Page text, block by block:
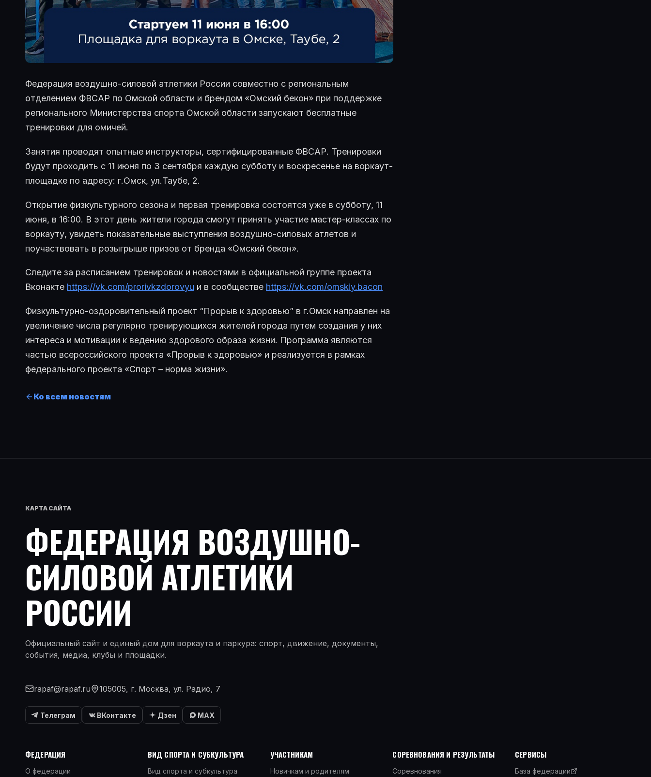
Федерация воздушно-силовой атлетики России совместно с региональным
отделением ФВСАР по Омской области и брендом «Омский бекон» при поддержке
регионального Министерства спорта Омской области запускают бесплатные
тренировки для омичей.
Занятия проводят опытные инструкторы, сертифицированные ФВСАР. Тренировки
будут проходить с 11 июня по 3 сентября каждую субботу и воскресенье на воркаут-
площадке по адресу: г.Омск, ул.Таубе, 2.
Открытие физкультурного сезона и первая тренировка состоятся уже в субботу, 11
июня, в 16:00. В этот день жители города смогут принять участие мастер-классах по
воркауту, увидеть показательные выступления воздушно-силовых атлетов и
поучаствовать в розыгрыше призов от бренда «Омский бекон».
Следите за расписанием тренировок и новостями в официальной группе проекта
Вконакте https://vk.com/prorivkzdorovyu и в сообществе https://vk.com/omskiy.bacon
Физкультурно-оздоровительный проект “Прорыв к здоровью” в г.Омск направлен на
увеличение числа регулярно тренирующихся жителей города путем создания у них
интереса и мотивации к ведению здорового образа жизни. Программа являются
частью всероссийского проекта «Прорыв к здоровью» и реализуется в рамках
федерального проекта «Спорт – норма жизни».
Ко всем новостям
КАРТА САЙТА
ФЕДЕРАЦИЯ ВОЗДУШНО-
СИЛОВОЙ АТЛЕТИКИ
РОССИИ
Официальный сайт и единый дом для воркаута и паркура: спорт, движение, документы,
события, медиа, клубы и площадки.
rapaf@rapaf.ru 105005, г. Москва, ул. Радио, 7
Телеграм ВКонтакте Дзен MAX
ФЕДЕРАЦИЯ
О федерации
ВИД СПОРТА И СУБКУЛЬТУРА
Вид спорта и субкультура
УЧАСТНИКАМ
Новичкам и родителям
СОРЕВНОВАНИЯ И РЕЗУЛЬТАТЫ
Соревнования
СЕРВИСЫ
База федерации